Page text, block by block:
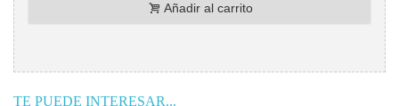
Añadir al carrito
TE PUEDE INTERESAR...